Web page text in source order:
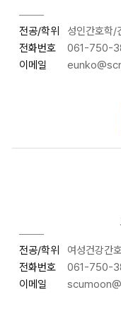
전공/학위
성인간호학/
전화번호
061-750-
이메일
전공/학위
여성건강간
전화번호
061-750-
이메일